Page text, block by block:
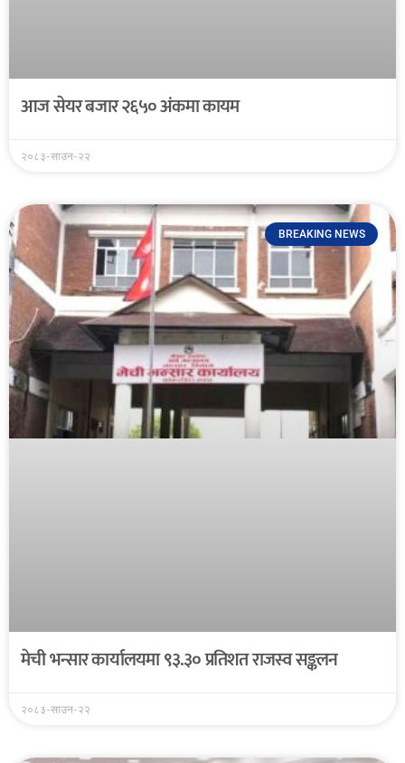
आज सेयर बजार २६५० अंकमा कायम
२०८३-साउन-२२
BREAKING NEWS
मेची भन्सार कार्यालयमा ९३.३० प्रतिशत राजस्व सङ्कलन
२०८३-साउन-२२